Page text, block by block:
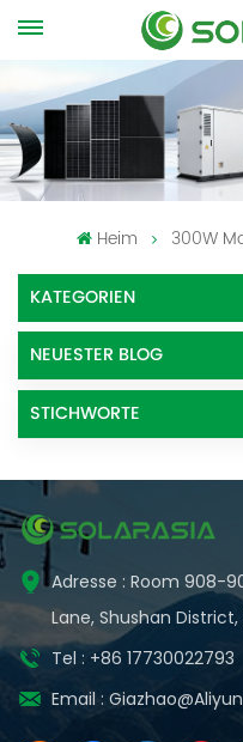
Heim 300W
KATEGORIEN
NEUESTER BLOG
STICHWORTE
Adresse : Room 908-
Lane, Shushan
Tel : +86 17730022793
Email :